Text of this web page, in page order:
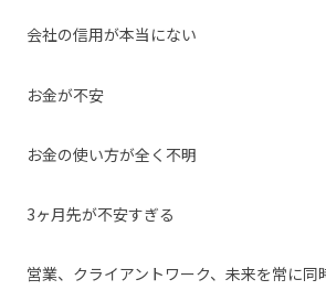
会社の信用が本当にない
お金が不安
お金の使い方が全く不明
3ヶ月先が不安すぎる
営業、クライアントワーク、未来を常に同